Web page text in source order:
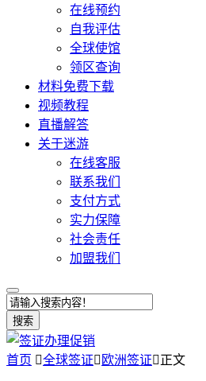
在线预约
自我评估
全球使馆
领区查询
材料免费下载
视频教程
直播解答
关于迷游
在线客服
联系我们
支付方式
实力保障
社会责任
加盟我们
搜索
首页 全球签证 欧洲签证正文